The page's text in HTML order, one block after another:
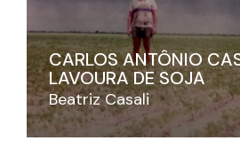
CARLOS ANTÔNIO
LAVOURA DE SOJA
Beatriz Casali